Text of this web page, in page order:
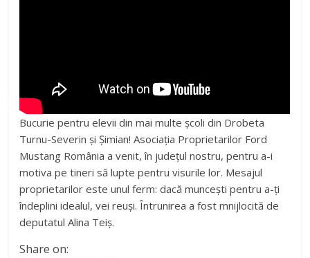
Bucurie pentru elevii din mai multe școli din Drobeta
Turnu-Severin și Șimian! Asociația Proprietarilor Ford
Mustang România a venit, în județul nostru, pentru a-i
motiva pe tineri să lupte pentru visurile lor. Mesajul
proprietarilor este unul ferm: dacă muncești pentru a-ți
îndeplini idealul, vei reuși. Întrunirea a fost mnijlocită de
deputatul Alina Teiș.
Share on: